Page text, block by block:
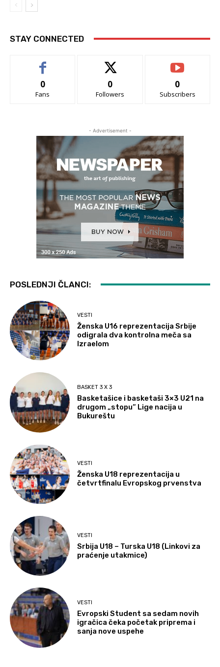
STAY CONNECTED
0
Fans
0
Followers
0
Subscribers
- Advertisement -
POSLEDNJI ČLANCI:
VESTI
Ženska U16 reprezentacija Srbije
odigrala dva kontrolna meča sa
Izraelom
BASKET 3 X 3
Basketašice i basketaši 3×3 U21 na
drugom „stopu“ Lige nacija u
Bukureštu
VESTI
Ženska U18 reprezentacija u
četvrtfinalu Evropskog prvenstva
VESTI
Srbija U18 – Turska U18 (Linkovi za
praćenje utakmice)
VESTI
Evropski Student sa sedam novih
igračica čeka početak priprema i
sanja nove uspehe